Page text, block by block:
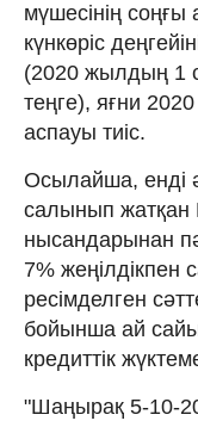
мүшесінің
күнкөріс
(2020 жылдың 1
теңге), яғни
аспауы тиіс.
Осылайша, енді
салынып жатқан
нысандарынан
7%
ресімделген
бойынша ай
кредиттік
"Шаңырақ 5-10-